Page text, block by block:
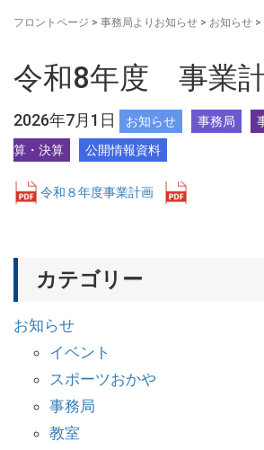
フロントページ > 事務局よりお知らせ > お知らせ >
令和8年度 事業
2026年7月1日 お知らせ 事務局
算・決算
公開情報資料
令和８年度事業計画
カテゴリー
お知らせ
イベント
スポーツおかや
事務局
教室